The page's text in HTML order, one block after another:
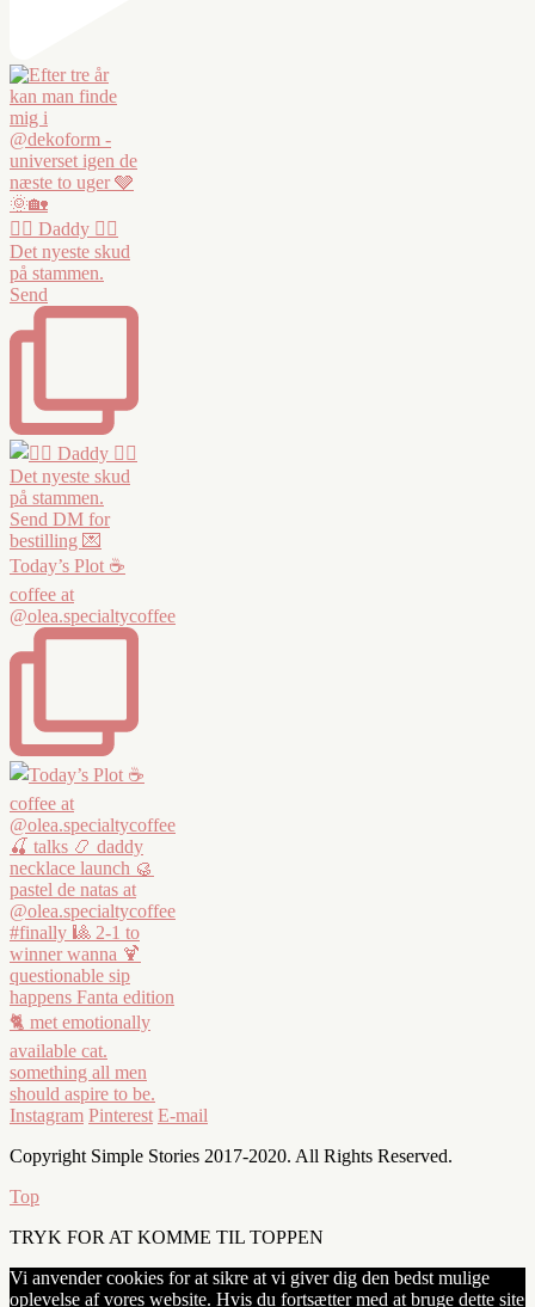
❤️‍🔥 Daddy ❤️‍🔥
Det nyeste skud
på stammen.
Send
Today’s Plot ☕️
coffee at
@olea.specialtycoffee
Instagram Pinterest E-mail
Copyright Simple Stories 2017-2020. All Rights Reserved.
Top
TRYK FOR AT KOMME TIL TOPPEN
Vi anvender cookies for at sikre at vi giver dig den bedst mulige
oplevelse af vores website. Hvis du fortsætter med at bruge dette site